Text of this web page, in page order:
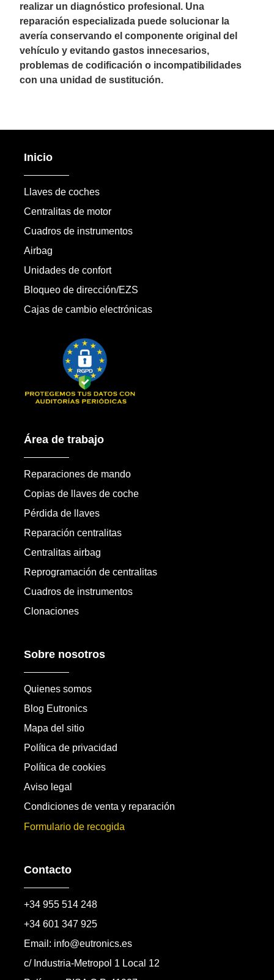
realizar un diagnóstico profesional. Una
reparación especializada puede solucionar la
avería conservando el componente original del
vehículo y evitando gastos innecesarios,
problemas de codificación o incompatibilidades
con una unidad de sustitución.
Inicio
Llaves de coches
Centralitas de motor
Cuadros de instrumentos
Airbag
Unidades de confort
Bloqueo de dirección/EZS
Cajas de cambio electrónicas
Área de trabajo
Reparaciones de mando
Copias de llaves de coche
Pérdida de llaves
Reparación centralitas
Centralitas airbag
Reprogramación de centralitas
Cuadros de instrumentos
Clonaciones
Sobre nosotros
Quienes somos
Blog Eutronics
Mapa del sitio
Política de privacidad
Política de cookies
Aviso legal
Condiciones de venta y reparación
Formulario de recogida
Contacto
+34 955 514 248
+34 601 347 925
Email: info@eutronics.es
c/ Industria-Metropol 1 Local 12